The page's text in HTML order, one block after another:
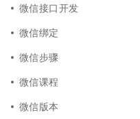
微信接口开发
微信绑定
微信步骤
微信课程
微信版本